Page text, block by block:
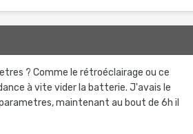
? Comme le rétroéclairage ou ce
à vite vider la batterie. J'avais le
maintenant au bout de 6h il